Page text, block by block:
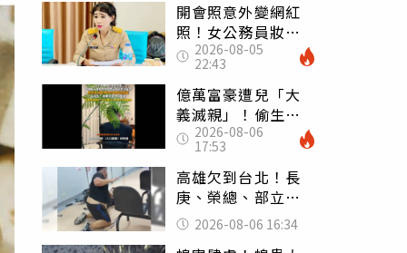
開會照意外變網紅
照！女公務員妝容
掀2千則留言 本人
怒嗆：化妝有錯嗎
2026-08-05
22:43
億萬富豪遭兒「大
義滅親」！偷生子
怕曝光 竟盜鄰居
身份辦假證落戶
2026-08-06
17:53
高雄欠到台北！長
庚、榮總、部立醫
院都受害 「醫療
暴力男」離譜紀錄
2026-08-06 16:34